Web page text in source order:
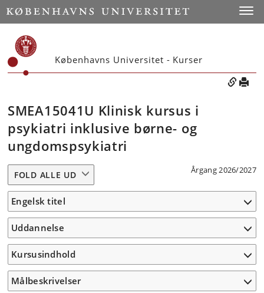
Københavns Universitet - Kurser
SMEA15041U Klinisk kursus i
psykiatri inklusive børne- og
ungdomspsykiatri
Årgang 2026/2027
FOLD ALLE UD
Engelsk titel
Uddannelse
Kursusindhold
Målbeskrivelser